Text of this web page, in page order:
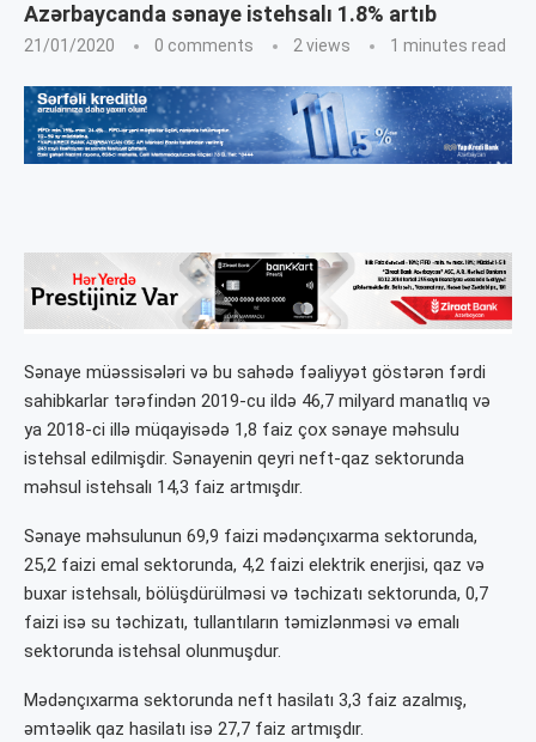
Azərbaycanda sənaye istehsalı 1.8% artıb
21/01/2020 0 comments 2views 1 minutes read
Sənaye müəssisələri və bu sahədə fəaliyyət göstərən fərdi
sahibkarlar tərəfindən 2019-cu ildə 46,7 milyard manatlıq və
ya 2018-ci illə müqayisədə 1,8 faiz çox sənaye məhsulu
istehsal edilmişdir. Sənayenin qeyri neft-qaz sektorunda
məhsul istehsalı 14,3 faiz artmışdır.
Sənaye məhsulunun 69,9 faizi mədənçıxarma sektorunda,
25,2 faizi emal sektorunda, 4,2 faizi elektrik enerjisi, qaz və
buxar istehsalı, bölüşdürülməsi və təchizatı sektorunda, 0,7
faizi isə su təchizatı, tullantıların təmizlənməsi və emalı
sektorunda istehsal olunmuşdur.
Mədənçıxarma sektorunda neft hasilatı 3,3 faiz azalmış,
əmtəəlik qaz hasilatı isə 27,7 faiz artmışdır.